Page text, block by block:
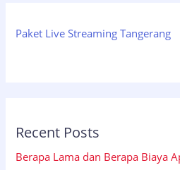
Paket Live Streaming Tangerang
Recent Posts
Berapa Lama dan Berapa Biaya